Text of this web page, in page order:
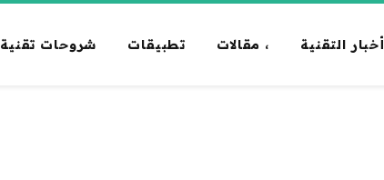
أخبار التقنية ، مقالات تطبيقات شروحات تقنية